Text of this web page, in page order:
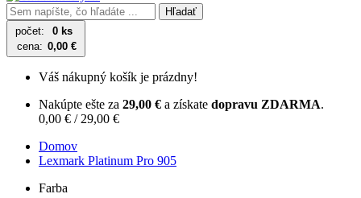
Hľadať
počet:
0 ks
cena: 0,00 €
Váš nákupný košík je prázdny!
Nakúpte ešte za 29,00 € a získate dopravu ZDARMA.
0,00 € / 29,00 €
Domov
Lexmark Platinum Pro 905
Farba